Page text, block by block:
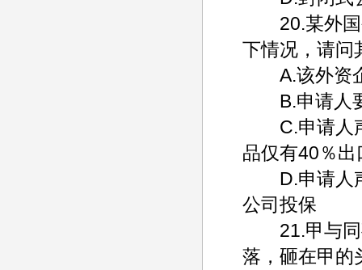
20.某外国
下情况，请问
A.该外资企
B.申请人要
C.申请人声
品仅有40％出
D.申请人声
公司投保
21.甲与同
落，砸在甲的